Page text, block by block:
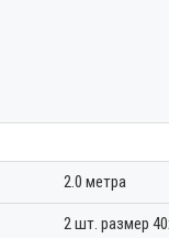
2.0 метра
2 шт. размер